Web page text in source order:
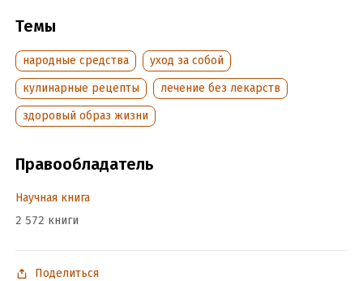
Темы
народные средства
уход за собой
кулинарные рецепты
лечение без лекарств
здоровый образ жизни
Правообладатель
Научная книга
2 572 книги
Поделиться